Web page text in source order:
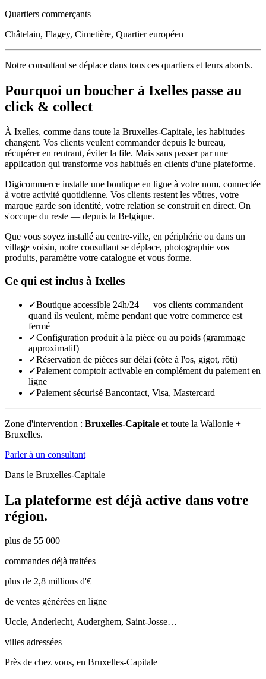
Quartiers commerçants
Châtelain, Flagey, Cimetière, Quartier européen
Notre consultant se déplace dans tous ces quartiers et leurs abords.
Pourquoi un boucher à Ixelles passe au
click & collect
À Ixelles, comme dans toute la Bruxelles-Capitale, les habitudes
changent. Vos clients veulent commander depuis le bureau,
récupérer en rentrant, éviter la file. Mais sans passer par une
application qui transforme vos habitués en clients d'une plateforme.
Digicommerce installe une boutique en ligne à votre nom, connectée
à votre activité quotidienne. Vos clients restent les vôtres, votre
marque garde son identité, votre relation se construit en direct. On
s'occupe du reste — depuis la Belgique.
Que vous soyez installé au centre-ville, en périphérie ou dans un
village voisin, notre consultant se déplace, photographie vos
produits, paramètre votre catalogue et vous forme.
Ce qui est inclus à Ixelles
✓Boutique accessible 24h/24 — vos clients commandent
quand ils veulent, même pendant que votre commerce est
fermé
✓Configuration produit à la pièce ou au poids (grammage
approximatif)
✓Réservation de pièces sur délai (côte à l'os, gigot, rôti)
✓Paiement comptoir activable en complément du paiement en
ligne
✓Paiement sécurisé Bancontact, Visa, Mastercard
Zone d'intervention : Bruxelles-Capitale et toute la Wallonie +
Bruxelles.
Parler à un consultant
Dans le Bruxelles-Capitale
La plateforme est déjà active dans votre
région.
plus de 55 000
commandes déjà traitées
plus de 2,8 millions d'€
de ventes générées en ligne
Uccle, Anderlecht, Auderghem, Saint-Josse…
villes adressées
Près de chez vous, en Bruxelles-Capitale